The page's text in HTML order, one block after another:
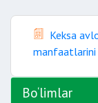
Keksa
manfaatlarini
Bo‘limlar